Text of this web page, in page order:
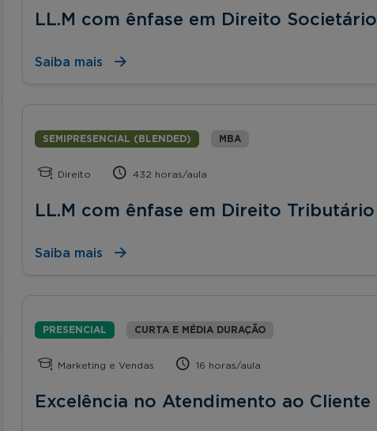
LL.M com ênfase em Direito Societário
Saiba mais
SEMIPRESENCIAL (BLENDED) MBA
Direito 432 horas/aula
LL.M com ênfase em Direito Tributário
Saiba mais
PRESENCIAL CURTA E MÉDIA DURAÇÃO
Marketing e Vendas 16 horas/aula
Excelência no Atendimento ao Cliente